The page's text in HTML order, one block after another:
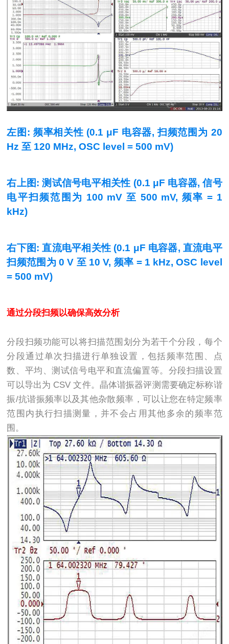
左图: 频率相关性 (0.1 μF 电容器, 扫频范围为 20
Hz 至 120 MHz, OSC level = 500 mV)
右上图: 测试信号电平相关性 (0.1 μF 电容器,信号
电平扫频范围为 100 mV 至500 mV, 频率= 1
kHz)
右下图: 直流电平相关性 (0.1 μF 电容器, 直流电平
扫频范围为0 V 至 10 V, 频率 = 1 kHz, OSC level
= 500 mV)
通过分段扫频以确保高效分析
分段扫频功能可以将扫描范围划分为若干个分段，每个
分段通过单次扫描进行单独设置，包括频率范围、点
数、平均、测试信号电平和直流偏置等。分段扫描设置
可以导出为 CSV文件。晶体谐振器评测需要确定标称谐
振/抗谐振频率以及其他杂散频率，可以让您在特定频率
范围内执行扫描测量，并不会占用其他多余的频率范
围。